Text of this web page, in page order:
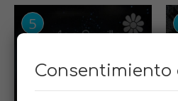
Consentimiento